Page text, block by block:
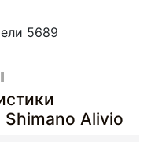
5689
Shimano Alivio